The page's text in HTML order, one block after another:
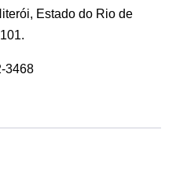
Estado do Rio de
3468